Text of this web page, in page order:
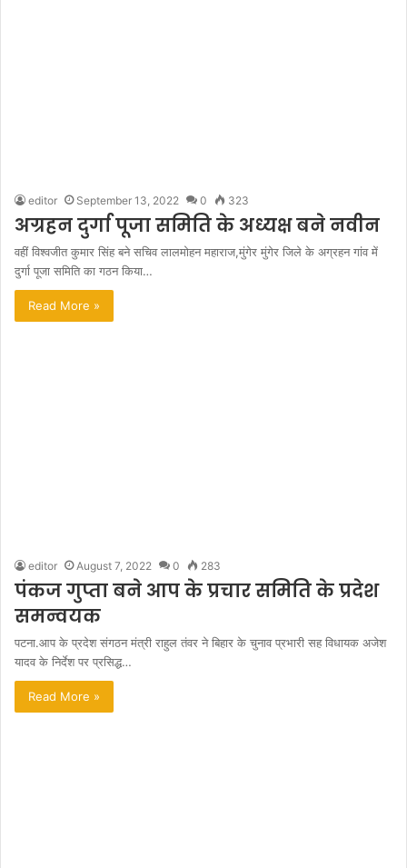
editor September 13, 2022 0 323
अग्रहन दुर्गा पूजा समिति के अध्यक्ष बने नवीन
वहीं विश्वजीत कुमार सिंह बने सचिव लालमोहन महाराज,मुंगेर मुंगेर जिले के अग्रहन गांव में
दुर्गा पूजा समिति का गठन किया…
Read More »
editor August 7, 2022 0 283
पंकज गुप्ता बने आप के प्रचार समिति के प्रदेश
समन्वयक
पटना.आप के प्रदेश संगठन मंत्री राहुल तंवर ने बिहार के चुनाव प्रभारी सह विधायक अजेश
यादव के निर्देश पर प्रसिद्ध…
Read More »